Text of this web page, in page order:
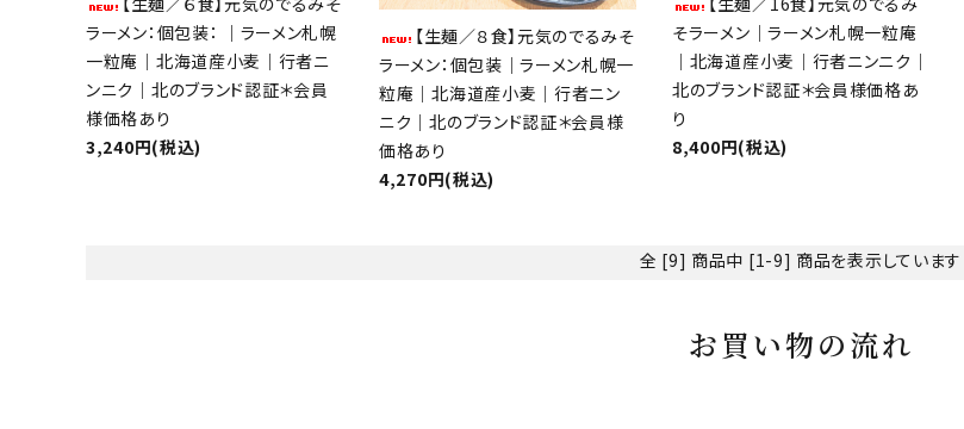
ラーメン：個包装： ｜ラーメン札幌
一粒庵｜北海道産小麦｜行者ニ
ンニク｜北のブランド認証＊会員
様価格あり
3,240円(税込)
【生麺／８食】元気のでるみそ
ラーメン：個包装｜ラーメン札幌一
粒庵｜北海道産小麦｜行者ニン
ニク｜北のブランド認証＊会員様
価格あり
4,270円(税込)
そラーメン｜ラーメン札幌一粒庵
｜北海道産小麦｜行者ニンニク｜
北のブランド認証＊会員様価格あ
り
8,400円(税込)
全 [9] 商品中 [1-9] 商品を表示しています
カテゴリー
検索する
お買い物の流れ